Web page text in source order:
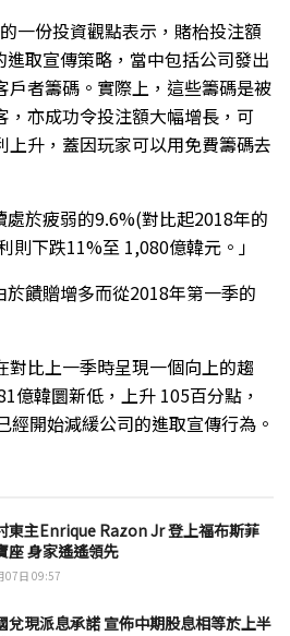
一份投資觀點表示，賭枱投注額
進取宣傳策略，當中包括公司發出
戶者籌碼。實際上，這些籌碼是被
，亦成功令投注額大幅增長，可
上升，蓋因玩家可以用免費籌碼去
處於疲弱的9.6%(對比起2018年的
則下跌11%至 1,080億韓元。」
饋贈增多而從2018年第一季的
對比上一季時呈現一個向上的趨
億韓圜新低，上升 105百分點，
經開始減緩公司的進取宣傳行為。
東主Enrique Razon Jr 登上福布斯菲
座 身家遙遙領先
07日 09:57
兌現派息承諾 宣佈中期股息相等於上半